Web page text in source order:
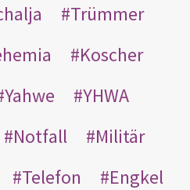
Trümmer
Koscher
Yahwe
YHWA
Notfall
Militär
Telefon
Engkel